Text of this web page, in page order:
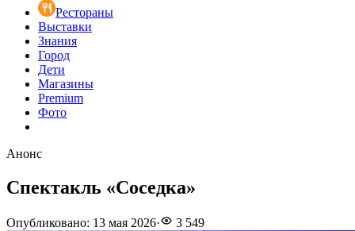
Рестораны
Выставки
Знания
Город
Дети
Магазины
Premium
Фото
Анонс
Спектакль «Соседка»
Опубликовано: 13 мая 2026· 3 549